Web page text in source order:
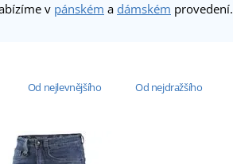
v pánském a dámském provedení.
Od nejlevnějšího Od nejdražšího